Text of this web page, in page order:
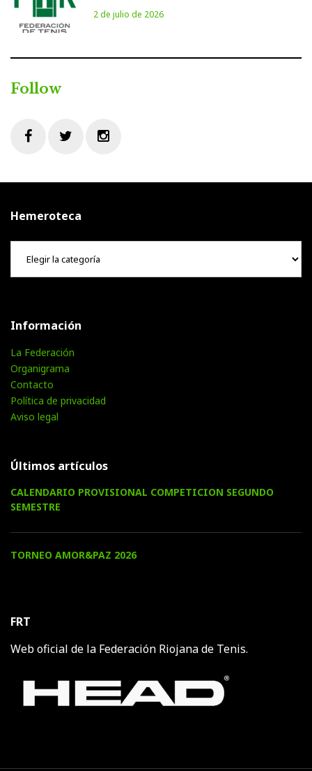
2 de julio de 2026
Follow
Hemeroteca
Hemeroteca
Información
La Federación
Organigrama
Contacto
Política de privacidad
Aviso legal
Últimos artículos
CALENDARIO PROVISIONAL COMPETICION SEGUNDO
SEMESTRE
TORNEO AMOR&PAZ 2026
FRT
Web oficial de la Federación Riojana de Tenis.